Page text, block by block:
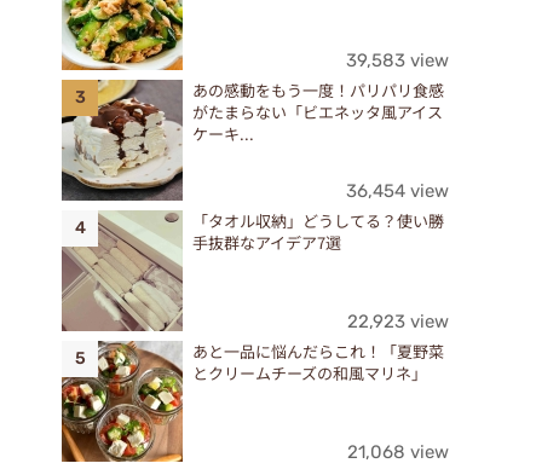
39,583 view
あの感動をもう一度！パリパリ食感
がたまらない「ビエネッタ風アイス
ケーキ...
36,454 view
「タオル収納」どうしてる？使い勝
手抜群なアイデア7選
22,923 view
あと一品に悩んだらこれ！「夏野菜
とクリームチーズの和風マリネ」
21,068 view